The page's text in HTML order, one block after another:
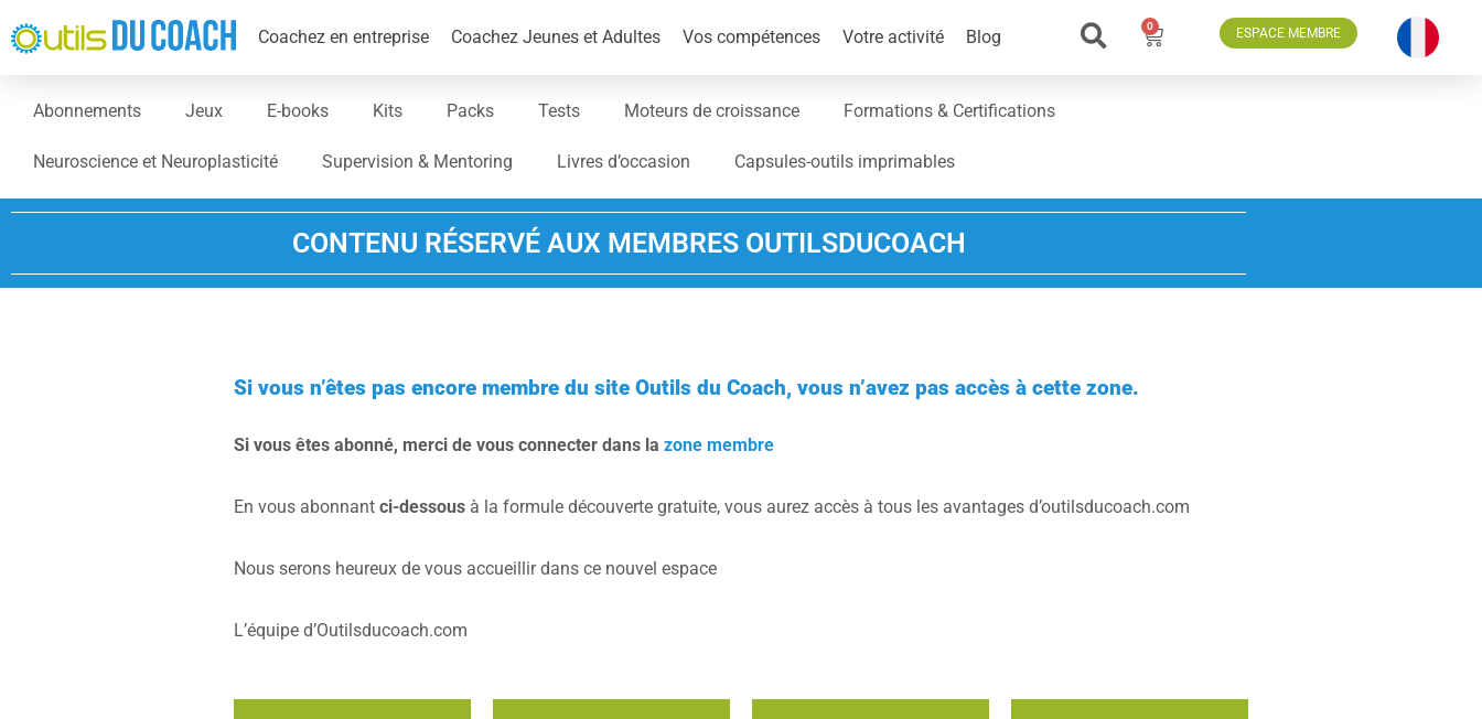
Coachez en entreprise Coachez Jeunes et Adultes Vos compétences Votre activité Blog
0 ESPACE MEMBRE
Abonnements Jeux E-books Kits Packs Tests Moteurs de croissance Formations & Certifications
Neuroscience et Neuroplasticité Supervision & Mentoring Livres d’occasion Capsules-outils imprimables
CONTENU RÉSERVÉ AUX MEMBRES OUTILSDUCOACH
Si vous n’êtes pas encore membre du site Outils du Coach, vous n’avez pas accès à cette zone.
Si vous êtes abonné, merci de vous connecter dans la zone membre
En vous abonnant ci-dessous à la formule découverte gratuite, vous aurez accès à tous les avantages d’outilsducoach.com
Nous serons heureux de vous accueillir dans ce nouvel espace
L’équipe d’Outilsducoach.com